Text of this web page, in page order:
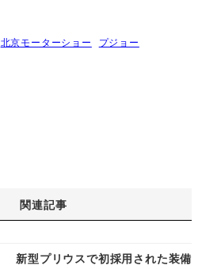
北京モーターショー
プジョー
関連記事
新型プリウスで初採用された装備